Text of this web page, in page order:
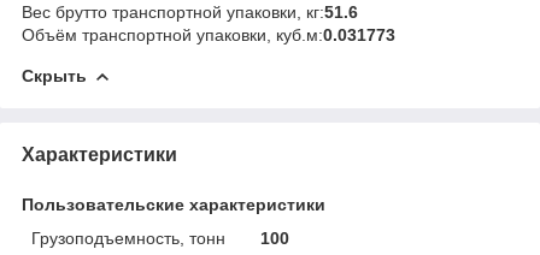
Вес брутто транспортной упаковки, кг:51.6
Объём транспортной упаковки, куб.м:0.031773
Скрыть
Характеристики
Пользовательские характеристики
Грузоподъемность, тонн
100